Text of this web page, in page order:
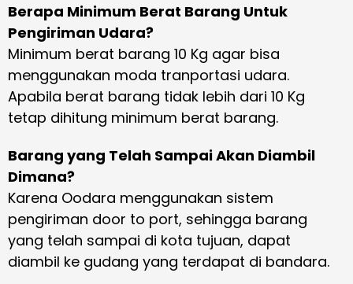
Berapa Minimum Berat Barang Untuk
Pengiriman Udara?
Minimum berat barang 10 Kg agar bisa
menggunakan moda tranportasi udara.
Apabila berat barang tidak lebih dari 10 Kg
tetap dihitung minimum berat barang.
Barang yang Telah Sampai Akan Diambil
Dimana?
Karena Oodara menggunakan sistem
pengiriman door to port, sehingga barang
yang telah sampai di kota tujuan, dapat
diambil ke gudang yang terdapat di bandara.